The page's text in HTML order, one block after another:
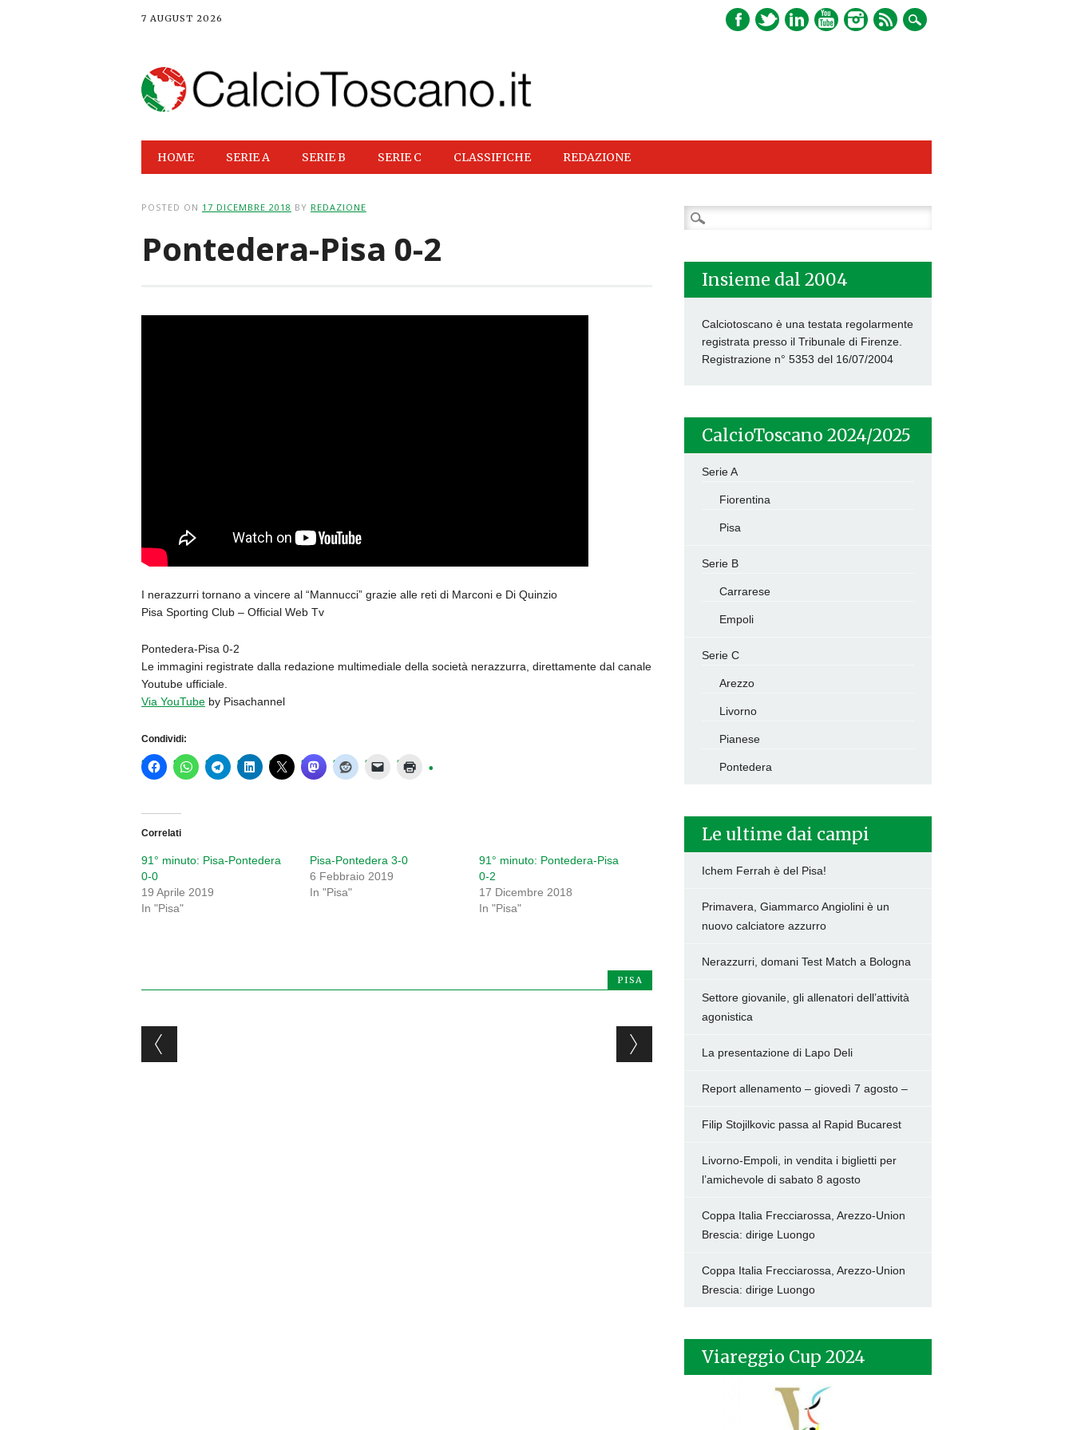
7 AUGUST 2026
Main menu
HOME SERIE A SERIE B SERIE C CLASSIFICHE REDAZIONE
POSTED ON 17 DICEMBRE 2018 BY REDAZIONE
Pontedera-Pisa 0-2
I nerazzurri tornano a vincere al “Mannucci” grazie alle reti di Marconi e Di Quinzio
Pisa Sporting Club – Official Web Tv
Pontedera-Pisa 0-2
Le immagini registrate dalla redazione multimediale della società nerazzurra, direttamente dal canale
Youtube ufficiale.
Via YouTubeby Pisachannel
Condividi:
Correlati
91° minuto: Pisa-Pontedera
0-0
19 Aprile 2019
In "Pisa"
Pisa-Pontedera 3-0
6 Febbraio 2019
In "Pisa"
91° minuto: Pontedera-Pisa
0-2
17 Dicembre 2018
In "Pisa"
PISA
Post navigation
Ricerca
per:
Insieme dal 2004
Calciotoscano è una testata regolarmente
registrata presso il Tribunale di Firenze.
Registrazione n° 5353 del 16/07/2004
CalcioToscano 2024/2025
Serie A
Fiorentina
Pisa
Serie B
Carrarese
Empoli
Serie C
Arezzo
Livorno
Pianese
Pontedera
Le ultime dai campi
Ichem Ferrah è del Pisa!
Primavera, Giammarco Angiolini è un
nuovo calciatore azzurro
Nerazzurri, domani Test Match a Bologna
Settore giovanile, gli allenatori dell’attività
agonistica
La presentazione di Lapo Deli
Report allenamento – giovedì 7 agosto –
Filip Stojilkovic passa al Rapid Bucarest
Livorno-Empoli, in vendita i biglietti per
l’amichevole di sabato 8 agosto
Coppa Italia Frecciarossa, Arezzo-Union
Brescia: dirige Luongo
Coppa Italia Frecciarossa, Arezzo-Union
Brescia: dirige Luongo
Viareggio Cup 2024